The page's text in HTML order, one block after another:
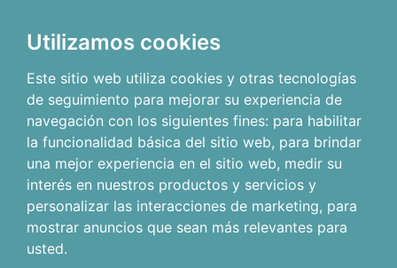
Utilizamos cookies
Este sitio web utiliza cookies y otras tecnologías
de seguimiento para mejorar su experiencia de
navegación con los siguientes fines: para habilitar
la funcionalidad básica del sitio web, para brindar
una mejor experiencia en el sitio web, medir su
interés en nuestros productos y servicios y
personalizar las interacciones de marketing, para
mostrar anuncios que sean más relevantes para
usted.